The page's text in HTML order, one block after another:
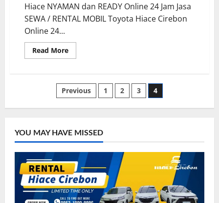
Hiace NYAMAN dan READY Online 24 Jam Jasa
SEWA / RENTAL MOBIL Toyota Hiace Cirebon
Online 24...
Read MoreRead
more
Cirebon
Online
24
Posts
Previous 1 2 3 4
YOU MAY HAVE MISSED